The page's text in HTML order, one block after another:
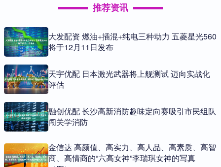
推荐资讯
大发配资 燃油+插混+纯电三种动力 五菱星光560
将于12月11日发布
天宇优配 日本激光武器将上舰测试 迈向实战化
评估
融创优配 长沙高新消防趣味定向赛吸引市民组队
闯关学消防
金信达 高颜值、高实力、高人品、高素质、高智
商、高情商的“六高女神”李瑞琪女神的写真